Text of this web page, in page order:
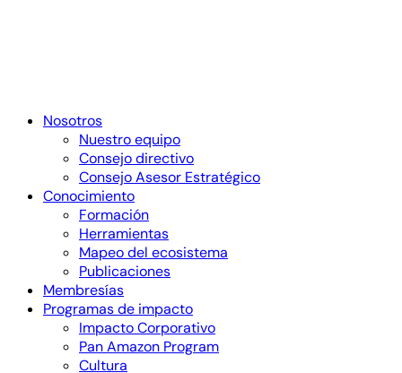
Nosotros
Nuestro equipo
Consejo directivo
Consejo Asesor Estratégico
Conocimiento
Formación
Herramientas
Mapeo del ecosistema
Publicaciones
Membresías
Programas de impacto
Impacto Corporativo
Pan Amazon Program
Cultura